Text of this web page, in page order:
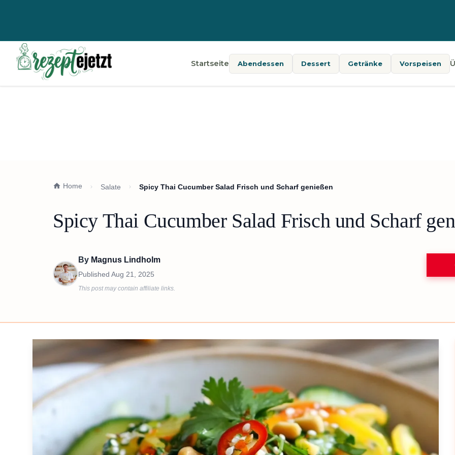
Startseite Abendessen Dessert Getränke Vorspeisen
Home Salate Spicy Thai Cucumber Salad Frisch und Scharf genießen
Spicy Thai Cucumber Salad Frisch und Scharf
By Magnus Lindholm
Published Aug 21, 2025
This post may contain affiliate links.